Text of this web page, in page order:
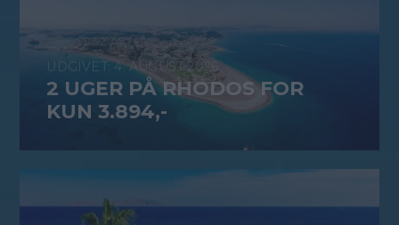
4. AUGUST 2026
2 UGER PÅ RHODOS FOR
KUN 3.894,-